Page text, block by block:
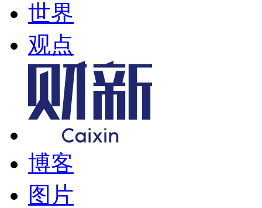
世界
观点
博客
图片